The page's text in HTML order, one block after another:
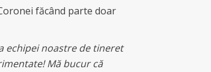
făcând parte doar
echipei noastre de tineret
Mă bucur că